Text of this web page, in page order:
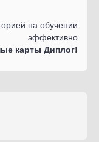
на обучении
эффективно
карты Диплог!